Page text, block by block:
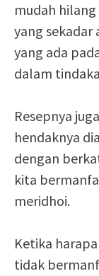
mudah
yang sekadar
yang ada
dalam
Resepnya
hendaknya
dengan
kita
meridhoi.
Ketika
tidak